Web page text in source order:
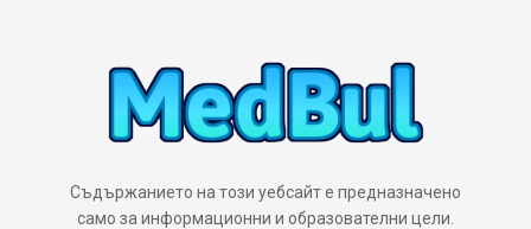
Съдържанието на този уебсайт е предназначено
само за информационни и образователни цели.